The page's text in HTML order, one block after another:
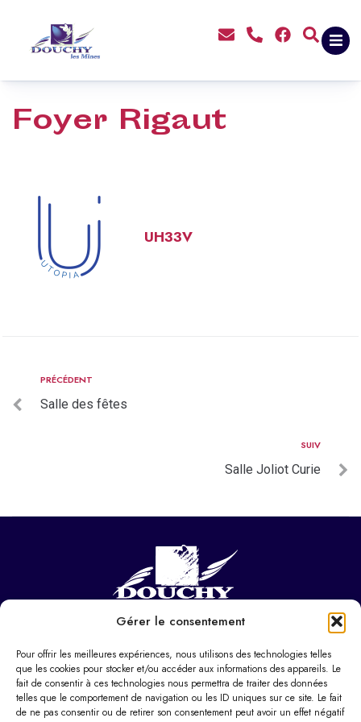
Gérer le consentement
Pour offrir les meilleures expériences, nous utilisons des technologies telles
que les cookies pour stocker et/ou accéder aux informations des appareils. Le
fait de consentir à ces technologies nous permettra de traiter des données
telles que le comportement de navigation ou les ID uniques sur ce site. Le fait
de ne pas consentir ou de retirer son consentement peut avoir un effet négatif
principal
Foyer Rigaut
UH33V
PRÉCÉDENT
Salle des fêtes
SUIV
Salle Joliot Curie
NOUS CONTACTER
Hôtel de ville
37 Pl. Paul Eluard,
59282 Douchy-les-Mines
03 27 22 22 22